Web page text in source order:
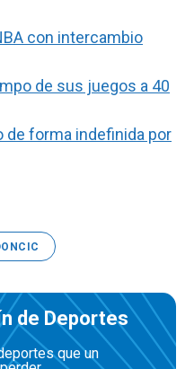
con intercambio
de sus juegos a 40
forma indefinida por
de Deportes
que un